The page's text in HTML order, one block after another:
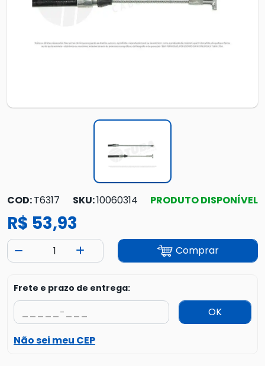
COD:T6317 SKU:10060314 PRODUTO DISPONÍVEL
R$ 53,93
Comprar
Frete e prazo de entrega:
OK
Não sei meu CEP